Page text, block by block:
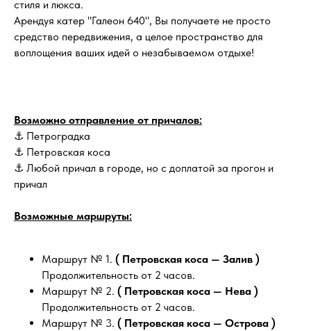
стиля и люкса.
Арендуя катер "Галеон 640", Вы получаете не просто
средство передвижения, а целое пространство для
воплощения ваших идей о незабываемом отдыхе!
Возможно отправление от причалов:
⚓ Петроградка
⚓ Петровская коса
⚓ Любой причал в городе, но с доплатой за прогон и
причал
Возможные маршруты:
Маршрут № 1. ( Петровская коса — Залив )
Продолжительность от 2 часов.
Маршрут № 2. ( Петровская коса — Нева )
Продолжительность от 2 часов.
Маршрут № 3. ( Петровская коса — Острова )